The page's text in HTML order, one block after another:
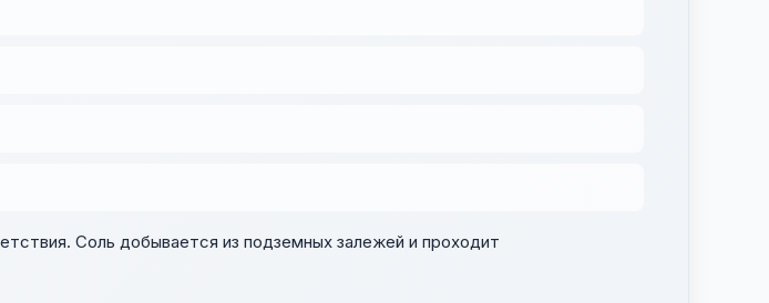
Соль добывается из подземных залежей и проходит